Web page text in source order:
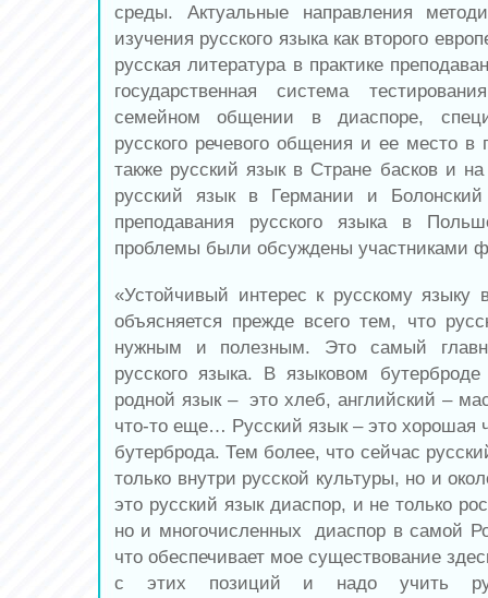
среды. Актуальные направления
изучения русского языка как второго
русская литература в практике
государственная система
семейном общении в диаспоре,
русского речевого общения и ее место
также русский язык в Стране басков и на
русский язык в Германии и
преподавания русского языка в
проблемы были обсуждены участниками
«Устойчивый интерес к русскому языку
объясняется прежде всего тем, что
нужным и полезным. Это самый
русского языка. В языковом
родной язык – это хлеб, английский –
что-то еще… Русский язык – это хорошая
бутерброда. Тем более, что сейчас
только внутри русской культуры, но и
это русский язык диаспор, и не только
но и многочисленных диаспор в самой
что обеспечивает мое существование
с этих позиций и надо учить